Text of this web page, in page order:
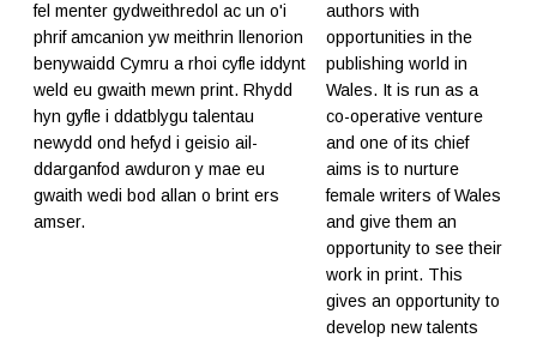
fel menter gydweithredol ac un o'i
phrif amcanion yw meithrin llenorion
benywaidd Cymru a rhoi cyfle iddynt
weld eu gwaith mewn print. Rhydd
hyn gyfle i ddatblygu talentau
newydd ond hefyd i geisio ail-
ddarganfod awduron y mae eu
gwaith wedi bod allan o brint ers
amser.
authors with
opportunities in the
publishing world in
Wales. It is run as a
co-operative venture
and one of its chief
aims is to nurture
female writers of Wales
and give them an
opportunity to see their
work in print. This
gives an opportunity to
develop new talents